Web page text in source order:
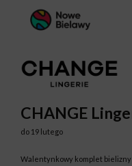
CHANGE
do 19 lutego
Walentynkowy komplet